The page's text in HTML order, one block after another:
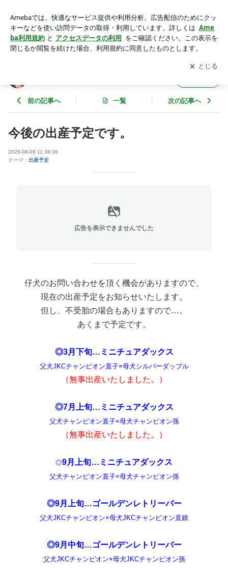
アプリをダウンロードして ブログの更新通知
を受け取りまし
ょう。
開く
前の記事へ 一覧 次の記事へ
今後の出産予定です。
2026-08-08 11:38:36
テーマ： 出産予定
広告を表示できませんでした
仔犬のお問い合わせを頂く機会がありますので、
現在の出産予定をお知らせいたします。
但し、不受胎の場合もありますので…。
あくまで予定です。
◎3月下旬…ミニチュアダックス
父犬JKCチャンピオン直子×母犬シルバーダップル
（無事出産いたしました。）
◎7月上旬…ミニチュアダックス
父犬チャンピオン直子×母犬チャンピオン孫
（無事出産いたしました。）
◎9月上旬…ミニチュアダックス
父犬チャンピオン直子×母犬チャンピオン孫
◎9月上旬…ゴールデンレトリーバー
父犬JKCチャンピオン×母犬JKCチャンピオン直娘
◎9月中旬…ゴールデンレトリーバー
父犬JKCチャンピオン×母犬JKCチャンピオン孫